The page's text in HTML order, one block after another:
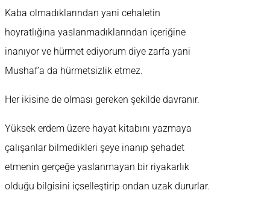
Kaba olmadıklarından yani cehaletin
hoyratlığına yaslanmadıklarından içeriğine
inanıyor ve hürmet ediyorum diye zarfa yani
Mushaf’a da hürmetsizlik etmez.
Her ikisine de olması gereken şekilde davranır.
Yüksek erdem üzere hayat kitabını yazmaya
çalışanlar bilmedikleri şeye inanıp şehadet
etmenin gerçeğe yaslanmayan bir riyakarlık
olduğu bilgisini içselleştirip ondan uzak dururlar.